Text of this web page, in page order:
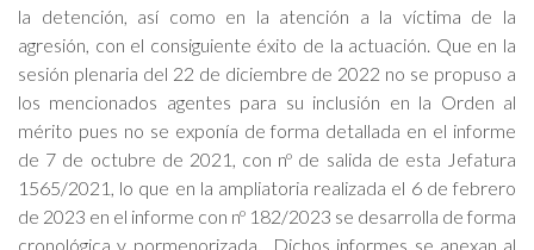
la detención, así como en la atención a la víctima de la
agresión, con el consiguiente éxito de la actuación. Que en la
sesión plenaria del 22 de diciembre de 2022 no se propuso a
los mencionados agentes para su inclusión en la Orden al
mérito pues no se exponía de forma detallada en el informe
de 7 de octubre de 2021, con nº de salida de esta Jefatura
1565/2021, lo que en la ampliatoria realizada el 6 de febrero
de 2023 en el informe con nº 182/2023 se desarrolla de forma
cronológica y pormenorizada. Dichos informes se anexan al